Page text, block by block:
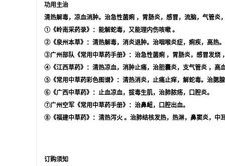
功用主治
清热解毒，凉血消肿。治急性菌痢 ，胃肠炎，感冒，流脑，气管炎
①《岭南采药录》：能解蛇毒，又能理内伤咳嗽 。
②《泉州本草》：清热解毒，消炎退肿。治咽喉炎症，痢疾，高热。
③广州部队《常用中草药手册》：治急性菌痢 ，胃肠炎， 感冒发烧
④《江西草药》：清热凉血，消肿止痛，治胆囊炎， 支气管炎 ，高
⑤《常用中草药彩色图谱》：清热消炎，止痛止痒，解蛇毒。治腮
⑥《广西中草药》：止血凉血，拔毒生肌，治肺脓疡，口腔炎。
⑦广州空军《常用中草药手册》：治鼻衄，口腔出血。
⑧《福建中草药》： 清热泻火 。治肺结核发热，热淋，鼻窦炎，中
订购须知